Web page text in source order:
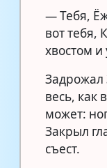
— Тебя,
вот тебя,
хвостом
Задрожал
весь, как
может:
Закрыл
съест.